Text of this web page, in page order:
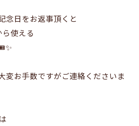
念日をお返事頂くと
使える
変お手数ですがご連絡くださいま